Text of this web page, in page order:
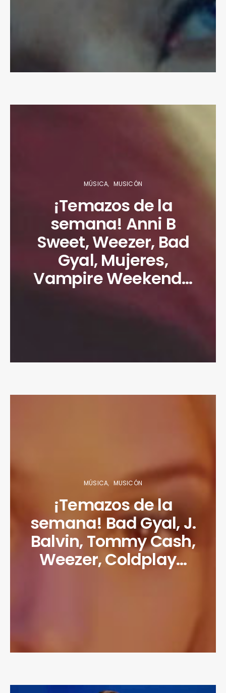
MÚSICA MUSICÓN
¡Temazos de la
semana! Anni B
Sweet, Weezer, Bad
Gyal, Mujeres,
Vampire Weekend…
MÚSICA MUSICÓN
¡Temazos de la
semana! Bad Gyal, J.
Balvin, Tommy Cash,
Weezer, Coldplay…